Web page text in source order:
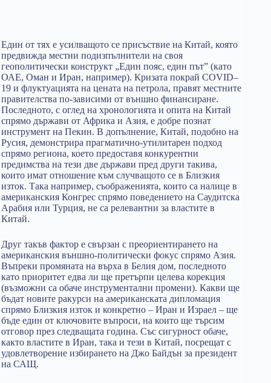
Един от тях е усилващото се присъствие на Китай, която
предвижда местни подизпълнители на своя
геополитически конструкт „Един пояс, един път” (като
ОАЕ, Оман и Иран, например). Кризата покрай COVID–
19 и флуктуацията на цената на петрола, правят местните
правителства по-зависими от външно финансиране.
Последното, с оглед на хронологията и опита на Китай
спрямо държави от Африка и Азия, е добре познат
инструмент на Пекин. В допълнение, Китай, подобно на
Русия, демонстрира прагматично-утилитарен подход
спрямо региона, което предоставя конкурентни
предимства на тези две държави пред други такива,
които имат отношение към случващото се в Близкия
изток. Така например, съображенията, които са налице в
американския Конгрес спрямо поведението на Саудитска
Арабия или Турция, не са релевантни за властите в
Китай.
Друг такъв фактор е свързан с преориентирането на
американския външно-политически фокус спрямо Азия.
Въпреки промяната на върха в Белия дом, последното
като приоритет едва ли ще претърпи целева корекция
(възможни са обаче инструментални промени). Какви ще
бъдат новите ракурси на американската дипломация
спрямо Близкия изток и конкретно – Иран и Израел – ще
бъде един от ключовите въпроси, на които ще търсим
отговор през следващата година. Със сигурност обаче,
както властите в Иран, така и тези в Китай, посрещат с
удовлетворение избирането на Джо Байдън за президент
на САЩ.